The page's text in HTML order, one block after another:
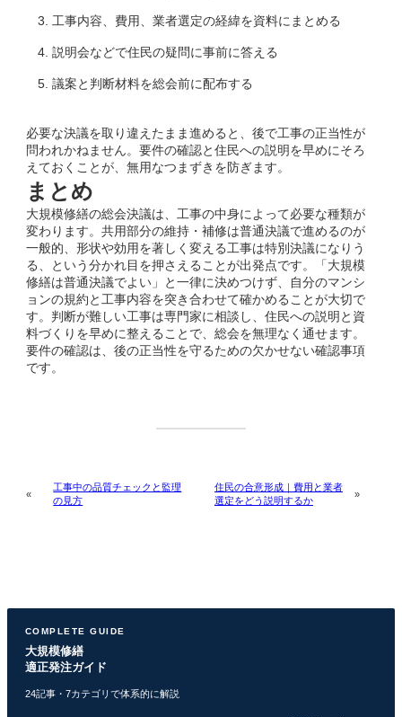
工事内容、費用、業者選定の経緯を資料にまとめる
説明会などで住民の疑問に事前に答える
議案と判断材料を総会前に配布する
必要な決議を取り違えたまま進めると、後で工事の正当性が
問われかねません。要件の確認と住民への説明を早めにそろ
えておくことが、無用なつまずきを防ぎます。
まとめ
大規模修繕の総会決議は、工事の中身によって必要な種類が
変わります。共用部分の維持・補修は普通決議で進めるのが
一般的、形状や効用を著しく変える工事は特別決議になりう
る、という分かれ目を押さえることが出発点です。「大規模
修繕は普通決議でよい」と一律に決めつけず、自分のマンシ
ョンの規約と工事内容を突き合わせて確かめることが大切で
す。判断が難しい工事は専門家に相談し、住民への説明と資
料づくりを早めに整えることで、総会を無理なく通せます。
要件の確認は、後の正当性を守るための欠かせない確認事項
です。
«
工事中の品質チェックと監理
の見方
住民の合意形成｜費用と業者
選定をどう説明するか
»
COMPLETE GUIDE
大規模修繕
適正発注ガイド
24記事・7カテゴリで体系的に解説